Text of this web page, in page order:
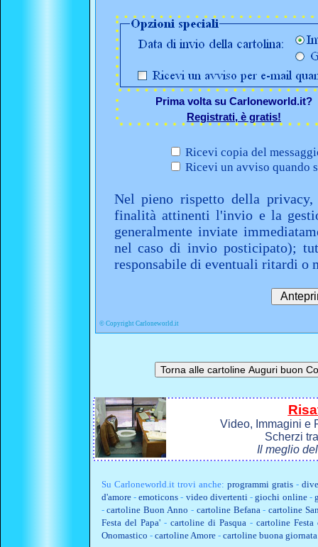
Prima volta su Carloneworld.it?
Registrati, è gratis!
Ricevi copia del
Ricevi un avviso quando
Nel pieno rispetto della
finalità attinenti l'invio e la
generalmente inviate
nel caso di invio posticipato);
responsabile di eventuali ritardi o
© Copyright Carloneworld.it
Video, Immagini e
Scherzi
Il meglio
Su Carloneworld.ittrovi anche: programmi gratis-
d'amore-emoticons - video divertenti-giochi online-
-cartoline Buon Anno - cartoline Befana-cartoline
Festa del Papa'- cartoline di Pasqua- cartoline Festa
Onomastico - cartoline Amore- cartoline buona giornata